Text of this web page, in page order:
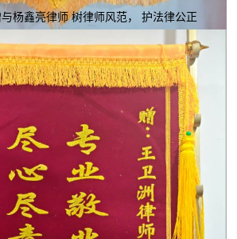
杨鑫亮律师 树律师风范， 护法律公正